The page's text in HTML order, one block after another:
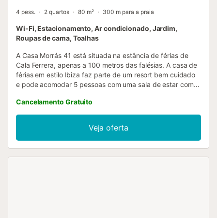
4 pess. 2 quartos 80 m² 300 m para a praia
Wi-Fi, Estacionamento, Ar condicionado, Jardim,
Roupas de cama, Toalhas
A Casa Morrás 41 está situada na estância de férias de
Cala Ferrera, apenas a 100 metros das falésias. A casa de
férias em estilo Ibiza faz parte de um resort bem cuidado
e pode acomodar 5 pessoas com uma sala de estar com
com ar condicionado) e 2 casas de banho. As
comodidades também incluem Wi-Fi, um berço, uma
cadeira alta (a pedido) e uma área de estacionamento.
Animais de estimação de pequeno porte são bem-vindos.
Desfrute das suas férias ao ar livre no seu terraço privado
Cancelamento Gratuito
Veja oferta